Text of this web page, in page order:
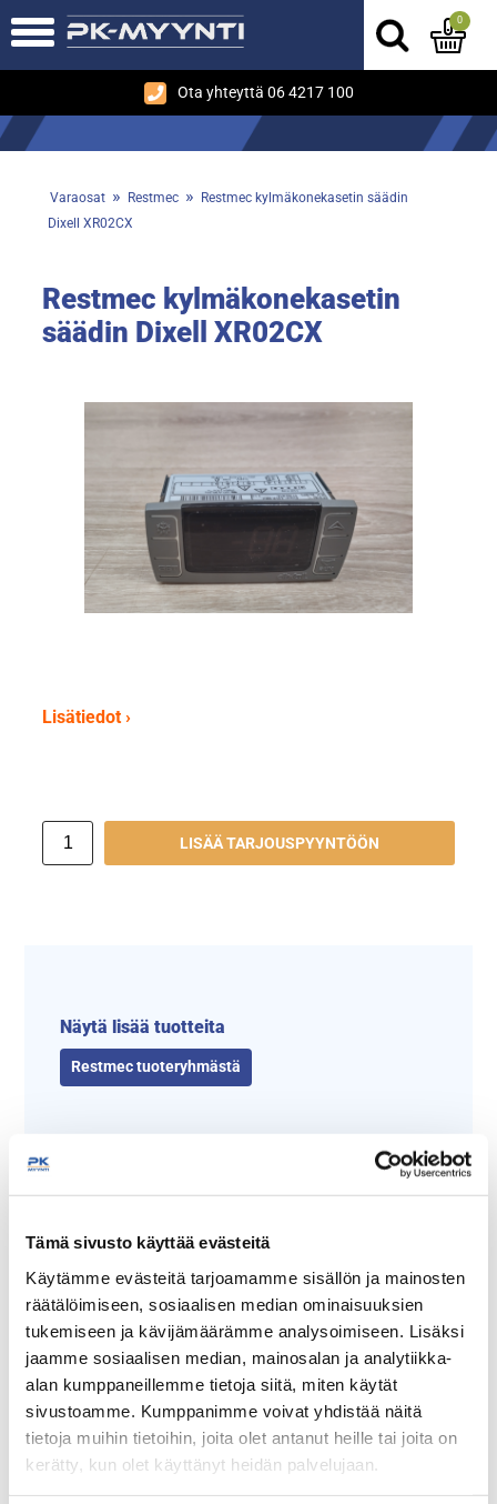
Tämä sivusto käyttää evästeitä
Käytämme evästeitä tarjoamamme sisällön ja mainosten
räätälöimiseen, sosiaalisen median ominaisuuksien
tukemiseen ja kävijämäärämme analysoimiseen. Lisäksi
jaamme sosiaalisen median, mainosalan ja analytiikka-
alan kumppaneillemme tietoja siitä, miten käytät
sivustoamme. Kumppanimme voivat yhdistää näitä
tietoja muihin tietoihin, joita olet antanut heille tai joita on
kerätty, kun olet käyttänyt heidän palvelujaan.
Ota yhteyttä 06 4217 100
0
Varaosat » Restmec »
Restmec kylmäkonekasetin säädin
Dixell XR02CX
Restmec kylmäkonekasetin
säädin Dixell XR02CX
Lisätiedot ›
LISÄÄ TARJOUSPYYNTÖÖN
Näytä lisää tuotteita
Restmec tuoteryhmästä
Tämäkin laite sopivasti
rahoituksella
TUTUSTU ›